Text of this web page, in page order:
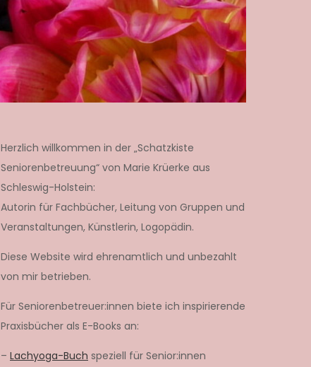
Herzlich willkommen in der „Schatzkiste
Seniorenbetreuung“ von Marie Krüerke aus
Schleswig-Holstein:
Autorin für Fachbücher, Leitung von Gruppen und
Veranstaltungen, Künstlerin, Logopädin.
Diese Website wird ehrenamtlich und unbezahlt
von mir betrieben.
Für Seniorenbetreuer:innen biete ich inspirierende
Praxisbücher als E-Books an:
– Lachyoga-Buch speziell für Senior:innen